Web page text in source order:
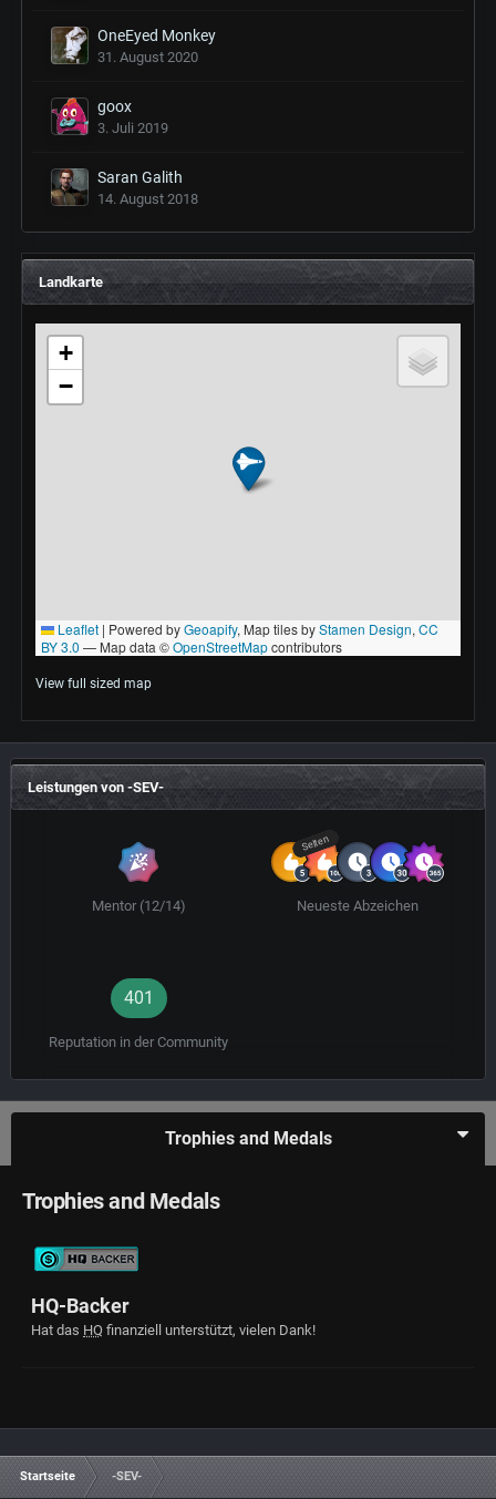
OneEyed Monkey
31. August 2020
goox
3. Juli 2019
Saran Galith
14. August 2018
Landkarte
View full sized map
Leistungen von -SEV-
Mentor (12/14)
Selten
Neueste Abzeichen
401
Reputation in der Community
Trophies and Medals
Trophies and Medals
HQ-Backer
Hat das HQ finanziell unterstützt, vielen Dank!
Startseite -SEV-